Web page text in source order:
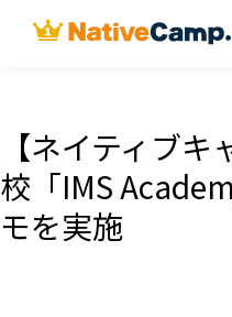
【ネイティブ
校「IMS
モを実施